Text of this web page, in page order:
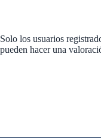
Solo los usuarios
pueden hacer una